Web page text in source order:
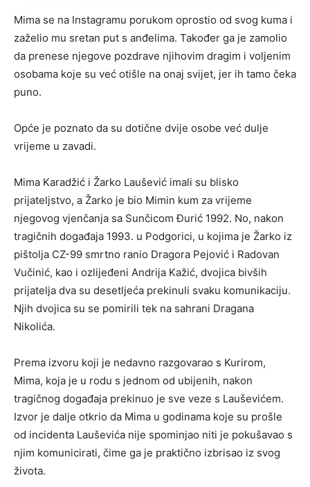
Mima se na Instagramu porukom oprostio od svog kuma i
zaželio mu sretan put s anđelima. Također ga je zamolio
da prenese njegove pozdrave njihovim dragim i voljenim
osobama koje su već otišle na onaj svijet, jer ih tamo čeka
puno.
Opće je poznato da su dotične dvije osobe već dulje
vrijeme u zavadi.
Mima Karadžić i Žarko Laušević imali su blisko
prijateljstvo, a Žarko je bio Mimin kum za vrijeme
njegovog vjenčanja sa Sunčicom Đurić 1992. No, nakon
tragičnih događaja 1993. u Podgorici, u kojima je Žarko iz
pištolja CZ-99 smrtno ranio Dragora Pejović i Radovan
Vučinić, kao i ozlijeđeni Andrija Kažić, dvojica bivših
prijatelja dva su desetljeća prekinuli svaku komunikaciju.
Njih dvojica su se pomirili tek na sahrani Dragana
Nikolića.
Prema izvoru koji je nedavno razgovarao s Kurirom,
Mima, koja je u rodu s jednom od ubijenih, nakon
tragičnog događaja prekinuo je sve veze s Lauševićem.
Izvor je dalje otkrio da Mima u godinama koje su prošle
od incidenta Lauševića nije spominjao niti je pokušavao s
njim komunicirati, čime ga je praktično izbrisao iz svog
života.